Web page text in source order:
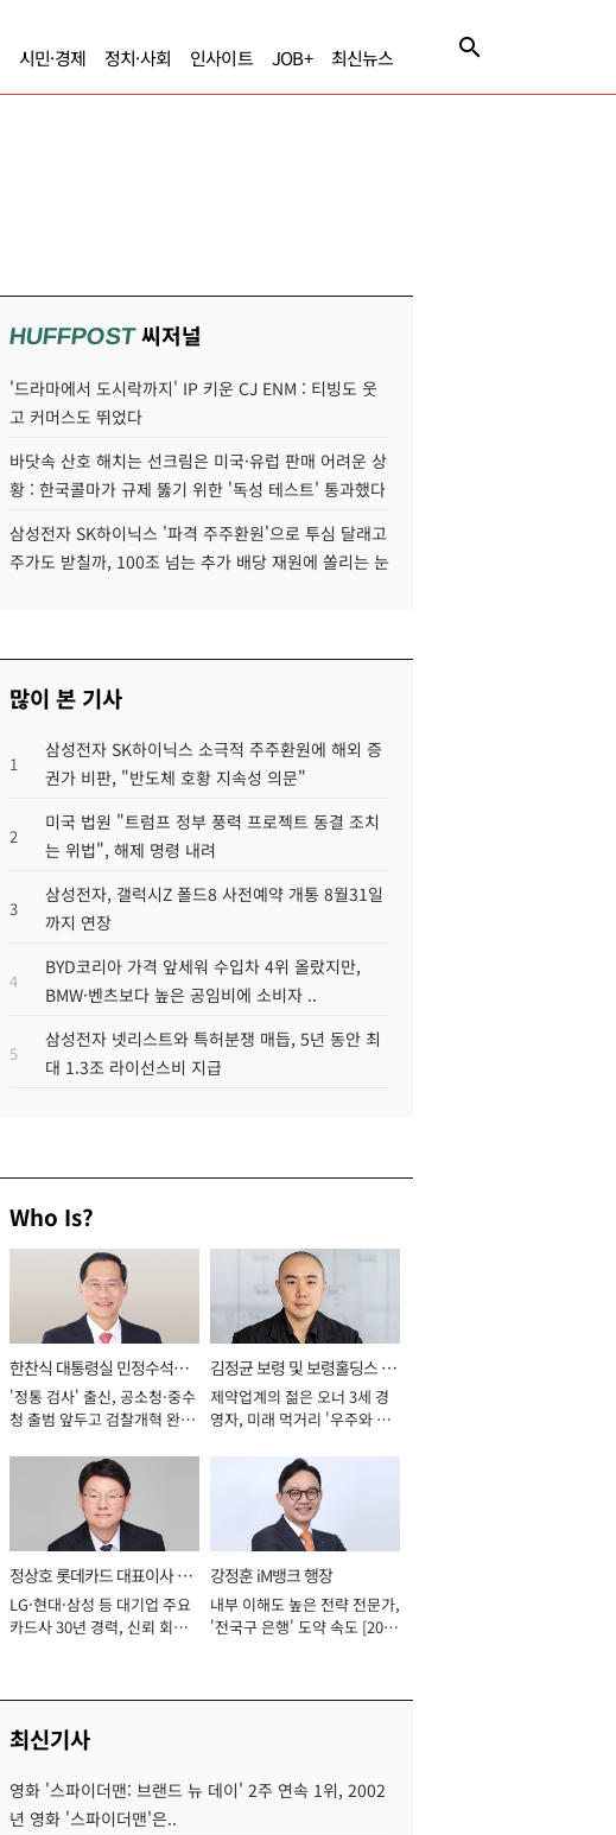
시민·경제 정치·사회 인사이트 JOB+ 최신뉴스
HUFFPOST씨저널
'드라마에서 도시락까지' IP 키운 CJ ENM : 티빙도 웃
고 커머스도 뛰었다
바닷속 산호 해치는 선크림은 미국·유럽 판매 어려운 상
황 : 한국콜마가 규제 뚫기 위한 '독성 테스트' 통과했다
삼성전자 SK하이닉스 '파격 주주환원'으로 투심 달래고
주가도 받칠까, 100조 넘는 추가 배당 재원에 쏠리는 눈
많이 본 기사
1
삼성전자 SK하이닉스 소극적 주주환원에 해외 증
권가 비판, "반도체 호황 지속성 의문"
2
미국 법원 "트럼프 정부 풍력 프로젝트 동결 조치
는 위법", 해제 명령 내려
3
삼성전자, 갤럭시Z 폴드8 사전예약 개통 8월31일
까지 연장
4
BYD코리아 가격 앞세워 수입차 4위 올랐지만,
BMW·벤츠보다 높은 공임비에 소비자 ..
5
삼성전자 넷리스트와 특허분쟁 매듭, 5년 동안 최
대 1.3조 라이선스비 지급
Who Is?
한찬식 대통령실 민정수석비
서관
'정통 검사' 출신, 공소청·중수
청 출범 앞두고 검찰개혁 완수
김정균 보령 및 보령홀딩스 대
표이사 사장
제약업계의 젊은 오너 3세 경
영자, 미래 먹거리 '우주와 헬
정상호 롯데카드 대표이사 사
장
LG·현대·삼성 등 대기업 주요
카드사 30년 경력, 신뢰 회복
강정훈 iM뱅크 행장
내부 이해도 높은 전략 전문가,
'전국구 은행' 도약 속도 [2026
최신기사
영화 '스파이더맨: 브랜드 뉴 데이' 2주 연속 1위, 2002
년 영화 '스파이더맨'은..